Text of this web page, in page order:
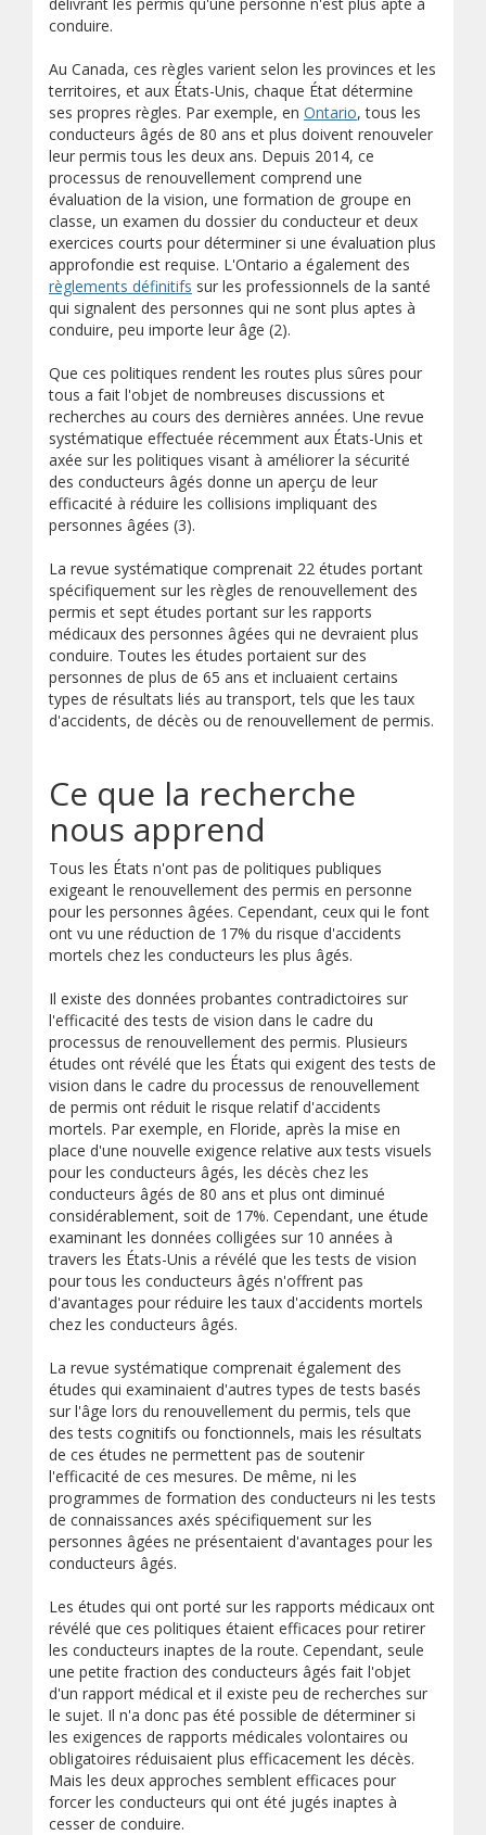
conduire.
Au Canada, ces règles varient selon les provinces et les
territoires, et aux États-Unis, chaque État détermine
ses propres règles. Par exemple, en Ontario(s’ouvre sur un
, tous les
conducteurs âgés de 80 ans et plus doivent renouveler
leur permis tous les deux ans. Depuis 2014, ce
processus de renouvellement comprend une
évaluation de la vision, une formation de groupe en
classe, un examen du dossier du conducteur et deux
exercices courts pour déterminer si une évaluation plus
approfondie est requise. L'Ontario a également des
règlements définitifs (s’ouvre sur un autre site)
sur les professionnels de la santé
qui signalent des personnes qui ne sont plus aptes à
conduire, peu importe leur âge (2).
Que ces politiques rendent les routes plus sûres pour
tous a fait l'objet de nombreuses discussions et
recherches au cours des dernières années. Une revue
systématique effectuée récemment aux États-Unis et
axée sur les politiques visant à améliorer la sécurité
des conducteurs âgés donne un aperçu de leur
efficacité à réduire les collisions impliquant des
personnes âgées (3).
La revue systématique comprenait 22 études portant
spécifiquement sur les règles de renouvellement des
permis et sept études portant sur les rapports
médicaux des personnes âgées qui ne devraient plus
conduire. Toutes les études portaient sur des
personnes de plus de 65 ans et incluaient certains
types de résultats liés au transport, tels que les taux
d'accidents, de décès ou de renouvellement de permis.
Ce que la recherche
nous apprend
Tous les États n'ont pas de politiques publiques
exigeant le renouvellement des permis en personne
pour les personnes âgées. Cependant, ceux qui le font
ont vu une réduction de 17% du risque d'accidents
mortels chez les conducteurs les plus âgés.
Il existe des données probantes contradictoires sur
l'efficacité des tests de vision dans le cadre du
processus de renouvellement des permis. Plusieurs
études ont révélé que les États qui exigent des tests de
vision dans le cadre du processus de renouvellement
de permis ont réduit le risque relatif d'accidents
mortels. Par exemple, en Floride, après la mise en
place d'une nouvelle exigence relative aux tests visuels
pour les conducteurs âgés, les décès chez les
conducteurs âgés de 80 ans et plus ont diminué
considérablement, soit de 17%. Cependant, une étude
examinant les données colligées sur 10 années à
travers les États-Unis a révélé que les tests de vision
pour tous les conducteurs âgés n'offrent pas
d'avantages pour réduire les taux d'accidents mortels
chez les conducteurs âgés.
La revue systématique comprenait également des
études qui examinaient d'autres types de tests basés
sur l'âge lors du renouvellement du permis, tels que
des tests cognitifs ou fonctionnels, mais les résultats
de ces études ne permettent pas de soutenir
l'efficacité de ces mesures. De même, ni les
programmes de formation des conducteurs ni les tests
de connaissances axés spécifiquement sur les
personnes âgées ne présentaient d'avantages pour les
conducteurs âgés.
Les études qui ont porté sur les rapports médicaux ont
révélé que ces politiques étaient efficaces pour retirer
les conducteurs inaptes de la route. Cependant, seule
une petite fraction des conducteurs âgés fait l'objet
d'un rapport médical et il existe peu de recherches sur
le sujet. Il n'a donc pas été possible de déterminer si
les exigences de rapports médicales volontaires ou
obligatoires réduisaient plus efficacement les décès.
Mais les deux approches semblent efficaces pour
forcer les conducteurs qui ont été jugés inaptes à
cesser de conduire.